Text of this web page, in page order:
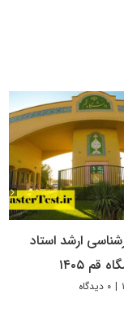
ارشد استاد
قم ۱۴۰۵
| ۰ دیدگاه